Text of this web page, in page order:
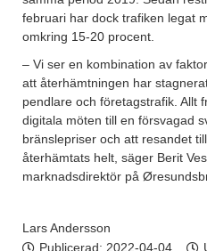
februari har dock trafiken legat
omkring 15-20 procent.
– Vi ser en kombination av
att återhämtningen har
pendlare och företagstrafik. Allt
digitala möten till en försvagad
bränslepriser och att resandet
återhämtats helt, säger Berit
marknadsdirektör på
Lars Andersson
Publicerad: 2022-04-04